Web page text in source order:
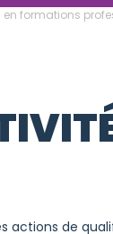
formations
actions de